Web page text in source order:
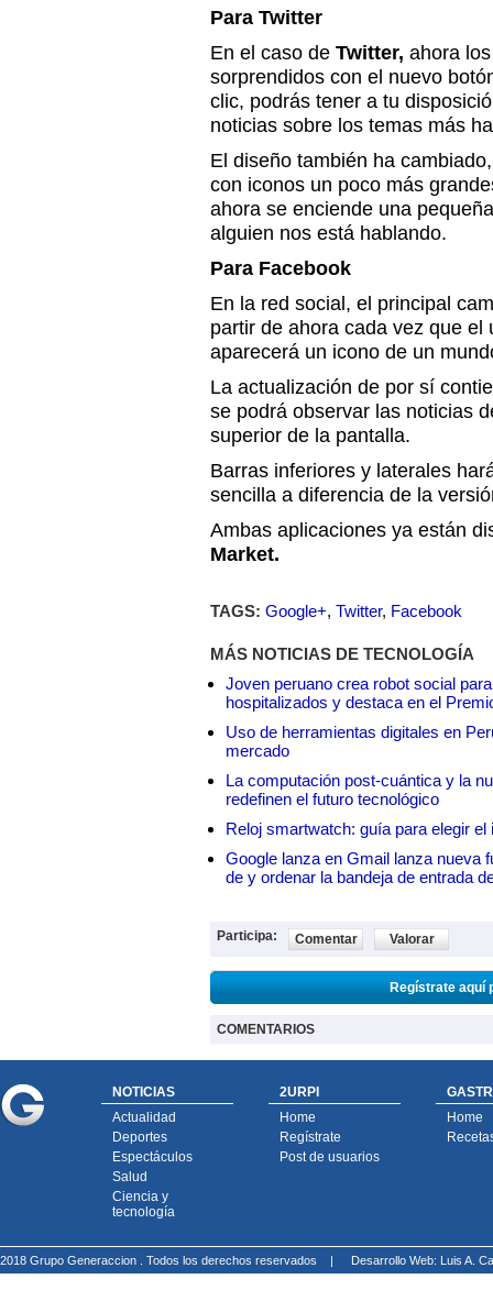
Para Twitter
En el caso de Twitter, ahora
sorprendidos con el nuevo
clic, podrás tener a tu
noticias sobre los temas más
El diseño también ha
con iconos un poco más
ahora se enciende una
alguien nos está hablando.
Para Facebook
En la red social, el principal
partir de ahora cada vez que
aparecerá un icono de un
La actualización de por sí
se podrá observar las noticias
superior de la pantalla.
Barras inferiores y laterales
sencilla a diferencia de la
Ambas aplicaciones ya están
Market.
TAGS: Google+, Twitter, Facebook
MÁS NOTICIAS DE TECNOLOGÍA
Joven peruano crea robot social
hospitalizados y destaca en el
Uso de herramientas digitales en
mercado
La computación post-cuántica y la
redefinen el futuro tecnológico
Reloj smartwatch: guía para elegir el
Google lanza en Gmail lanza nueva
de y ordenar la bandeja de entrada
Participa: Comentar Valorar
Regístrate aquí
COMENTARIOS
NOTICIAS
Actualidad
Deportes
Espectáculos
Salud
Ciencia y
tecnología
2URPI
Home
Regístrate
Post de usuarios
Home
2018 Grupo Generaccion . Todos los derechos reservados | Desarrollo Web: Luis